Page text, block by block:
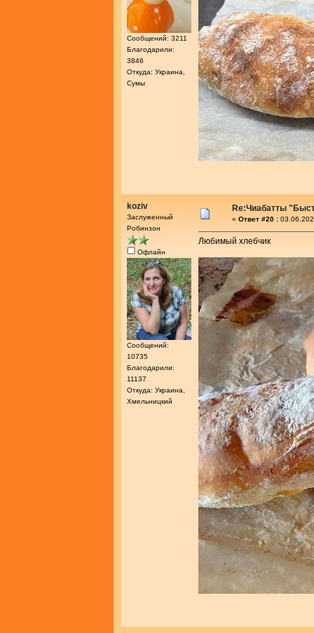
Сообщений: 3211
Благодарили:
3846
Откуда: Украина,
Сумы
koziv
Заслуженный
Робинзон
Офлайн
Сообщений:
10735
Благодарили:
11137
Откуда: Украина,
Хмельницкий
Re:Чиабатты
« Ответ #20 :
Любимый хлебчик